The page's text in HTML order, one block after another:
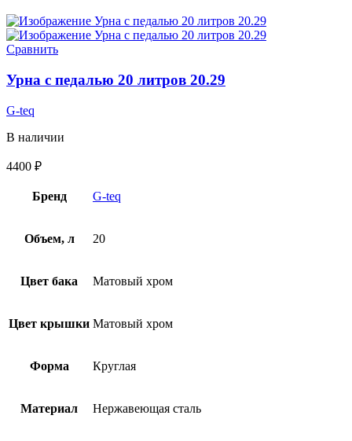
Сравнить
Урна с педалью 20 литров 20.29
G-teq
В наличии
4400 ₽
Бренд G-teq
Объем, л 20
Цвет бака Матовый хром
Цвет крышки Матовый хром
Форма Круглая
Материал Нержавеющая сталь